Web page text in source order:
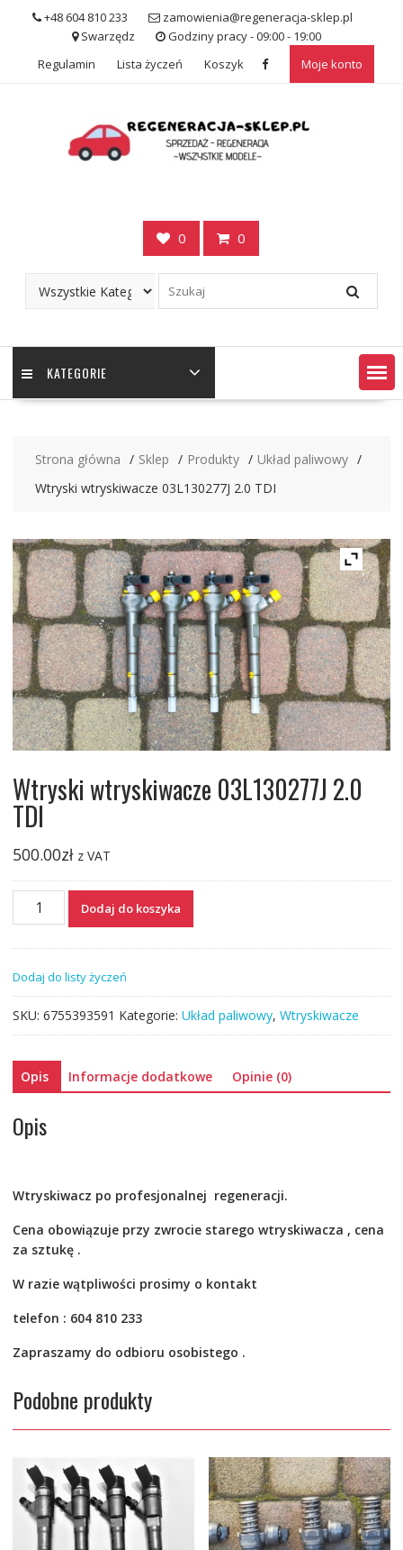
+48 604 810 233
zamowienia@regeneracja-sklep.pl
Swarzędz
Godziny pracy - 09:00 - 19:00
Regulamin
Lista życzeń Koszyk Moje konto
0 0
KATEGORIE
Strona główna Sklep Produkty
Układ paliwowy
Wtryski wtryskiwacze 03L130277J 2.0 TDI
Wtryski wtryskiwacze 03L130277J 2.0
TDI
500.00zł z VAT
ilość
2.0
TDI
Dodaj do koszyka
Dodaj do listy życzeń
SKU: 6755393591 Kategorie: Układ paliwowy, Wtryskiwacze
Opis Informacje dodatkowe Opinie (0)
Opis
Wtryskiwacz po profesjonalnej regeneracji.
Cena obowiązuje przy zwrocie starego wtryskiwacza , cena
za sztukę .
W razie wątpliwości prosimy o kontakt
telefon : 604 810 233
Zapraszamy do odbioru osobistego .
Podobne produkty